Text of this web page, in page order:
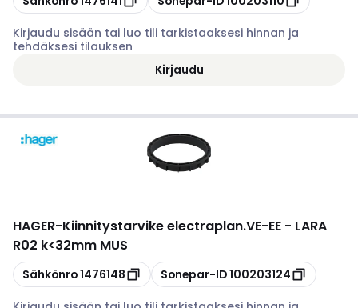
Kirjaudu sisään tai luo tili tarkistaaksesi hinnan ja
tehdäksesi tilauksen
Kirjaudu
HAGER-Kiinnitystarvike electraplan.VE-EE - LARA
R02 k<32mm MUS
Kopioi
Sähkönro1476148 Kopioi
Sonepar-ID100203124